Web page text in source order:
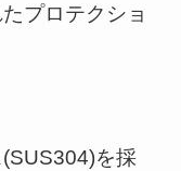
プロテクショ
を採